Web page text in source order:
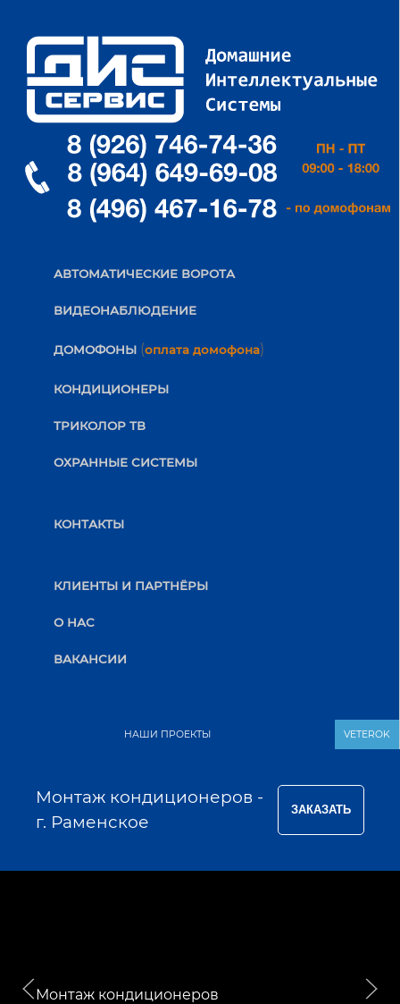
Монтаж кондиционеров -
г. Раменское
Монтаж кондиционеров
АВТОМАТИЧЕСКИЕ ВОРОТА
ВИДЕОНАБЛЮДЕНИЕ
ДОМОФОНЫ (оплата домофона)
КОНДИЦИОНЕРЫ
ТРИКОЛОР ТВ
ОХРАННЫЕ СИСТЕМЫ
КОНТАКТЫ
КЛИЕНТЫ И ПАРТНЁРЫ
О НАС
ВАКАНСИИ
НАШИ ПРОЕКТЫ VETEROK